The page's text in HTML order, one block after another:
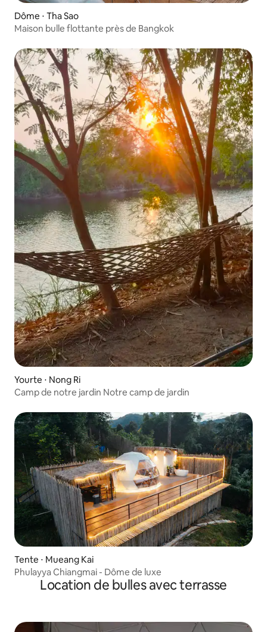
Dôme ⋅ Tha Sao
Maison bulle flottante près de Bangkok
Yourte ⋅ Nong Ri
Camp de notre jardin Notre camp de jardin
Tente ⋅ Mueang Kai
Phulayya Chiangmai - Dôme de luxe
Location de bulles avec terrasse